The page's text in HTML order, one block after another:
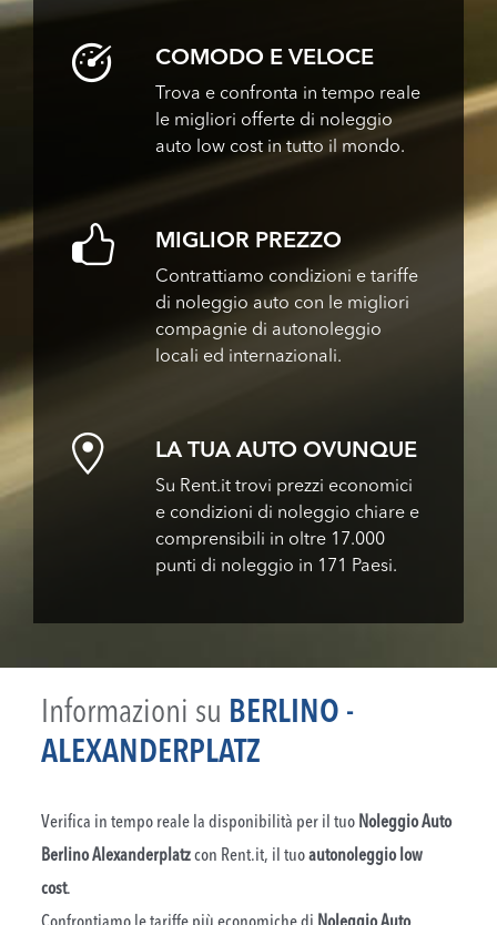
COMODO E VELOCE
Trova e confronta in tempo reale
le migliori offerte di noleggio
auto low cost in tutto il mondo.
MIGLIOR PREZZO
Contrattiamo condizioni e tariffe
di noleggio auto con le migliori
compagnie di autonoleggio
locali ed internazionali.
LA TUA AUTO OVUNQUE
Su Rent.it trovi prezzi economici
e condizioni di noleggio chiare e
comprensibili in oltre 17.000
punti di noleggio in 171 Paesi.
Informazioni su BERLINO -
ALEXANDERPLATZ
Verifica in tempo reale la disponibilità per il tuo Noleggio Auto
Berlino Alexanderplatzcon Rent.it, il tuoautonoleggio low
cost.